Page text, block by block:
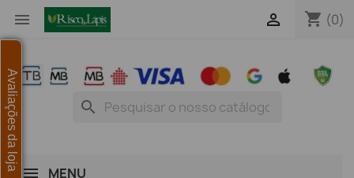
 shopping_cart (0)

search
MENU
Avaliações da loja